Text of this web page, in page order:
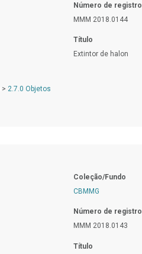
> 2.7.0 Objetos
Número de registro
MMM 2018.0144
Título
Extintor de halon
Coleção/Fundo
CBMMG
Número de registro
MMM 2018.0143
Título